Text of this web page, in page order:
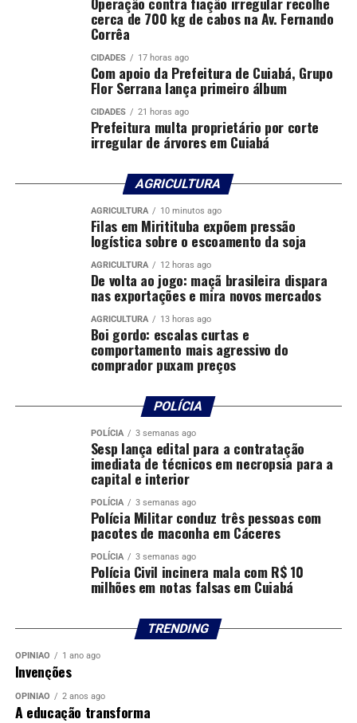
cerca de 700 kg de cabos na Av. Fernando
Corrêa
CIDADES 17 horas ago
Com apoio da Prefeitura de Cuiabá, Grupo
Flor Serrana lança primeiro álbum
CIDADES 21 horas ago
Prefeitura multa proprietário por corte
irregular de árvores em Cuiabá
AGRICULTURA
AGRICULTURA 10 minutos ago
Filas em Miritituba expõem pressão
logística sobre o escoamento da soja
AGRICULTURA 12 horas ago
De volta ao jogo: maçã brasileira dispara
nas exportações e mira novos mercados
AGRICULTURA 13 horas ago
Boi gordo: escalas curtas e
comportamento mais agressivo do
comprador puxam preços
POLÍCIA
POLÍCIA 3 semanas ago
Sesp lança edital para a contratação
imediata de técnicos em necropsia para a
capital e interior
POLÍCIA 3 semanas ago
Polícia Militar conduz três pessoas com
pacotes de maconha em Cáceres
POLÍCIA 3 semanas ago
Polícia Civil incinera mala com R$ 10
milhões em notas falsas em Cuiabá
TRENDING
OPINIÃO 1 ano ago
Invenções
OPINIÃO 2 anos ago
A educação transforma